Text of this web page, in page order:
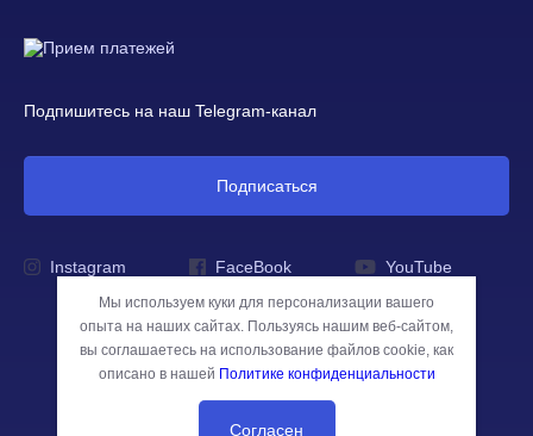
Мы используем куки для персонализации вашего
опыта на наших сайтах. Пользуясь нашим веб-сайтом,
вы соглашаетесь на использование файлов cookie, как
описано в нашей Политике конфиденциальности
Согласен
Подпишитесь на наш Telegram-канал
Подписаться
Instagram FaceBook YouTube
Все права защищены